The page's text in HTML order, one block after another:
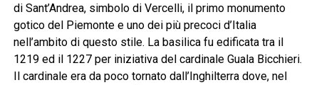
di Sant’Andrea, simbolo di Vercelli, il primo monumento
gotico del Piemonte e uno dei più precoci d’Italia
nell’ambito di questo stile. La basilica fu edificata tra il
1219 ed il 1227 per iniziativa del cardinale Guala Bicchieri.
Il cardinale era da poco tornato dall’Inghilterra dove, nel